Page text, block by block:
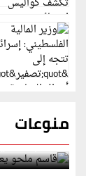
منوعات
قاسم ملحو